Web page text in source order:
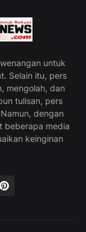
untuk
Selain itu, pers
mengolah, dan
tulisan, pers
dengan
beberapa media
keinginan